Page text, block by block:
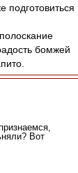
подготовиться
бомжей
Вот